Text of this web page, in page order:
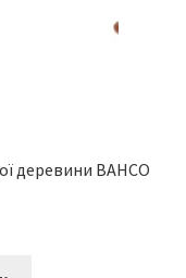
деревини BAHCO